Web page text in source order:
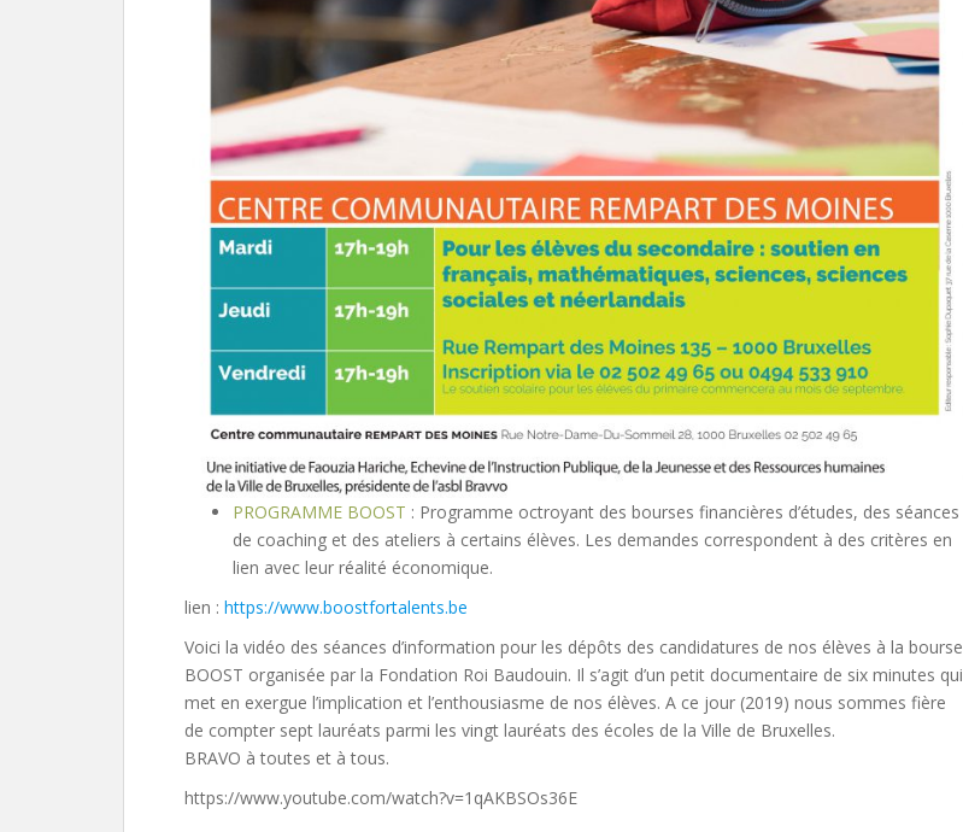
PROGRAMME BOOST : Programme octroyant des bourses financières d’études, des séances
de coaching et des ateliers à certains élèves. Les demandes correspondent à des critères en
lien avec leur réalité économique.
lien : https://www.boostfortalents.be
Voici la vidéo des séances d’information pour les dépôts des candidatures de nos élèves à la bourse
BOOST organisée par la Fondation Roi Baudouin. Il s’agit d’un petit documentaire de six minutes qui
met en exergue l’implication et l’enthousiasme de nos élèves. A ce jour (2019) nous sommes fière
de compter sept lauréats parmi les vingt lauréats des écoles de la Ville de Bruxelles.
BRAVO à toutes et à tous.
https://www.youtube.com/watch?v=1qAKBSOs36E